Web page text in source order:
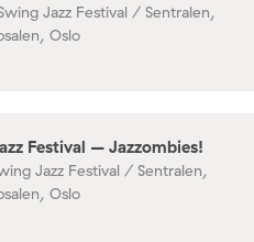
Jazz Festival / Sentralen,
Oslo
Festival – Jazzombies!
Jazz Festival / Sentralen,
Oslo